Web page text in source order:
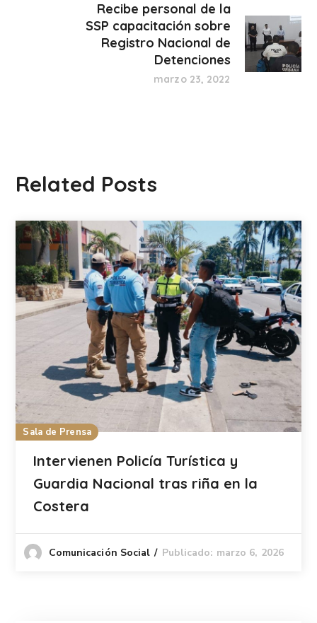
Recibe personal de la
SSP capacitación sobre
Registro Nacional de
Detenciones
marzo 23, 2022
Related Posts
Sala de Prensa
Intervienen Policía Turística y
Guardia Nacional tras riña en la
Costera
Comunicación Social Publicado: marzo 6, 2026